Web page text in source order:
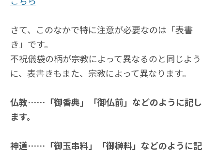
さて、このなかで特に注意が必要なのは「表書
き」です。
不祝儀袋の柄が宗教によって異なるのと同じよう
に、表書きもまた、宗教によって異なります。
仏教……「御香典」「御仏前」などのように記し
ます。
神道……「御玉串料」「御榊料」などのように記